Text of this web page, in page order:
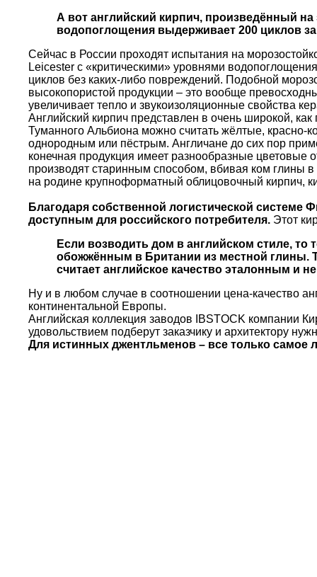
А вот английский кирпич, произведённый
водопоглощения выдерживает 200 циклов
Сейчас в России проходят испытания на
Leicester с «критическими» уровнями
циклов без каких-либо повреждений. Подобной
высокопористой продукции – это вообще
увеличивает тепло и звукоизоляционные свойства
Английский кирпич представлен в очень широкой,
Туманного Альбиона можно считать жёлтые, красно-
однородным или пёстрым. Англичане до сих пор
конечная продукция имеет разнообразные цветовые
производят старинным способом, вбивая ком глины
на родине крупноформатный облицовочный кирпич,
Благодаря собственной логистической системе
доступным для российского потребителя. Этот
Если возводить дом в английском стиле,
обожжённым в Британии из местной глины.
считает английское качество эталонным и
Ну и в любом случае в соотношении цена-качество
континентальной Европы.
Английская коллекция заводов IBSTOCK компании
удовольствием подберут заказчику и архитектору
Для истинных джентльменов – все только самое